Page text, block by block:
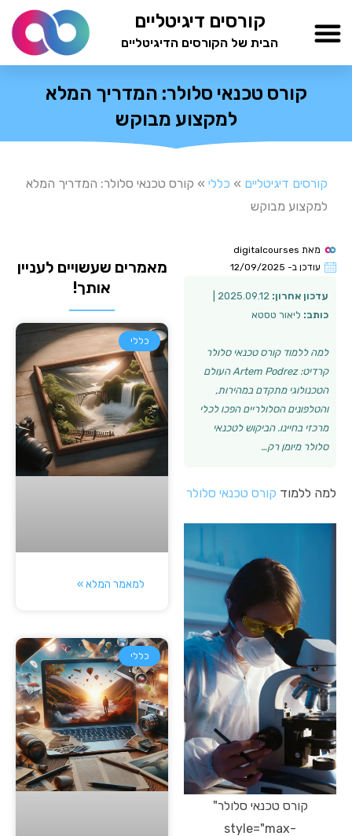
לתוכן
קורסים דיגיטליים
הבית של הקורסים הדיגיטליים
קורס טכנאי סלולר: המדריך המלא
למקצוע מבוקש
קורסים דיגיטליים » כללי » קורס טכנאי סלולר: המדריך המלא
למקצוע מבוקש
מאת
עודכן ב- 12/09/2025
עדכון אחרון:
כותב: ליאור טסטא
למה ללמוד קורס טכנאי סלולר
קרדיט: Artem Podrez העולם
הטכנולוגי מתקדם במהירות,
והטלפונים הסלולריים הפכו לכלי
מרכזי בחיינו. הביקוש לטכנאי
סלולר מיומן רק…
למה ללמוד קורס טכנאי סלולר
קורס טכנאי סלולר"
style="max-
מאמרים שעשויים לעניין
אותך!
כללי
למאמר המלא »
כללי